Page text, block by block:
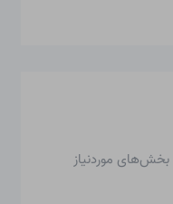
بخش‌های موردنیاز